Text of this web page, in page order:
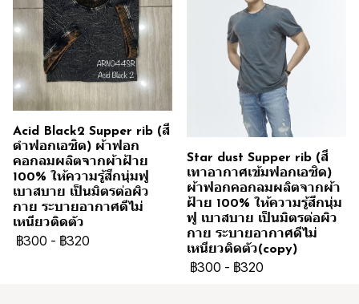
Acid Black2 Supper rib (สี
ดำฟอกเอซิด) ผ้าฟอก
คอกลมผลิตจากผ้าฝ้าย
100% ให้ความรู้สึกนุ่มฟู
เบาสบาย เป็นมิตรต่อผิว
กาย ระบายอากาศดีไม่
เหนียวติดตัว
฿300 - ฿320
Star dust Supper rib (สี
เทาอากาศเข้มฟอกเอซิด)
ผ้าฟอกคอกลมผลิตจากผ้า
ฝ้าย 100% ให้ความรู้สึกนุ่ม
ฟู เบาสบาย เป็นมิตรต่อผิว
กาย ระบายอากาศดีไม่
เหนียวติดตัว(copy)
฿300 - ฿320